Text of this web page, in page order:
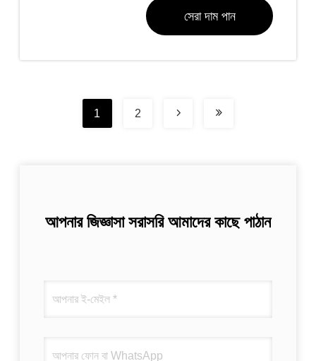
সেরা দাম পান
1 2
আপনার জিজ্ঞাসা সরাসরি আমাদের কাছে পাঠান